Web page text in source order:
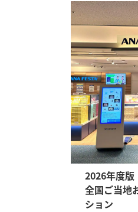
2026年度版
全国ご当地
ション